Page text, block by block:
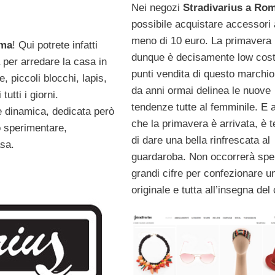
! Qui potrete infatti
arredare la casa in
piccoli blocchi, lapis,
tutti i giorni.
dinamica, dedicata però
Nei negozi Stradivarius a
possibile acquistare accessori
meno di 10 euro. La primavera
dunque è decisamente low
punti vendita di questo
da anni ormai delinea le nuove
tendenze tutte al femminile. E
che la primavera è arrivata, è
di dare una bella rinfrescata al
guardaroba. Non occorrerà
grandi cifre per confezionare
originale e tutta all’insegna del